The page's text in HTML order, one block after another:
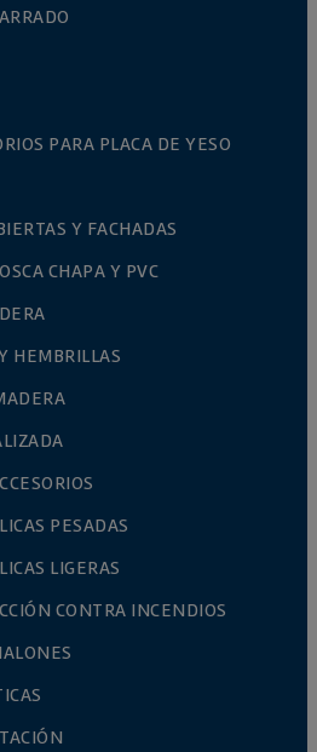
PARA PLACA DE YESO
Y FACHADAS
CHAPA Y PVC
HEMBRILLAS
PESADAS
LIGERAS
CONTRA INCENDIOS